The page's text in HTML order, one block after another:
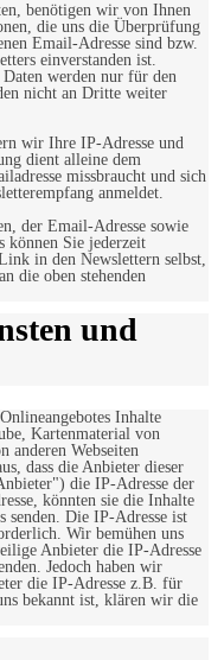
benötigen wir von Ihnen
die uns die Überprüfung
Email-Adresse sind bzw.
einverstanden ist.
werden nur für den
nicht an Dritte weiter
wir Ihre IP-Adresse und
dient alleine dem
missbraucht und sich
anmeldet.
der Email-Adresse sowie
können Sie jederzeit
in den Newslettern selbst,
die oben stehenden
und
Inhalte
Kartenmaterial von
anderen Webseiten
dass die Anbieter dieser
die IP-Adresse der
könnten sie die Inhalte
senden. Die IP-Adresse ist
Wir bemühen uns
Anbieter die IP-Adresse
Jedoch haben wir
die IP-Adresse z.B. für
bekannt ist, klären wir die